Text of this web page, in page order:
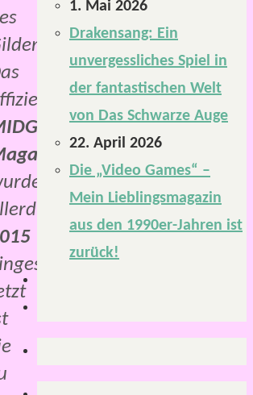
1. Mai 2026
Drakensang: Ein
unvergessliches Spiel in
der fantastischen Welt
von Das Schwarze Auge
22. April 2026
Die „Video Games“ –
Mein Lieblingsmagazin
aus den 1990er-Jahren ist
zurück!